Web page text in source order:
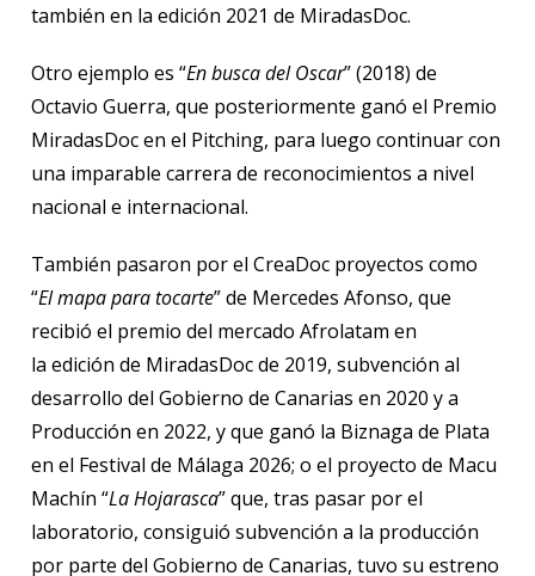
también en la edición 2021 de MiradasDoc.
Otro ejemplo es “En busca del Oscar” (2018) de
Octavio Guerra, que posteriormente ganó el Premio
MiradasDoc en el Pitching, para luego continuar con
una imparable carrera de reconocimientos a nivel
nacional e internacional.
También pasaron por el CreaDoc proyectos como
“El mapa para tocarte” de Mercedes Afonso, que
recibió el premio del mercado Afrolatam en
la edición de MiradasDoc de 2019, subvención al
desarrollo del Gobierno de Canarias en 2020 y a
Producción en 2022, y que ganó la Biznaga de Plata
en el Festival de Málaga 2026; o el proyecto de Macu
Machín “La Hojarasca” que, tras pasar por el
laboratorio, consiguió subvención a la producción
por parte del Gobierno de Canarias, tuvo su estreno